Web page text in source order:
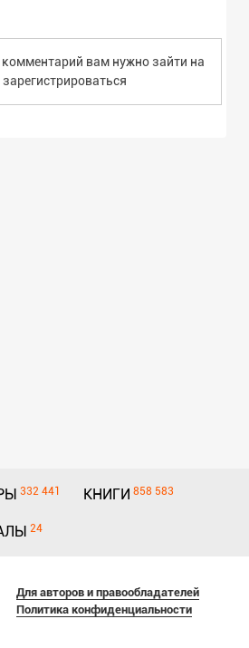
вам нужно зайти на
зарегистрироваться
332 441 КНИГИ 858 583
24
Для авторов и правообладателей
Политика конфиденциальности